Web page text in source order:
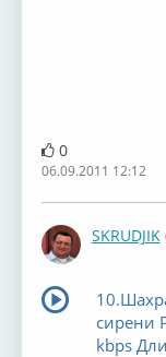
0
06.09.2011 12:12
SKRUDJIK
сирени
kbps